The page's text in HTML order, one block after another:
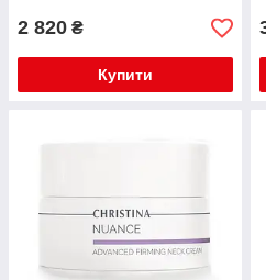
2 820 ₴
Купити